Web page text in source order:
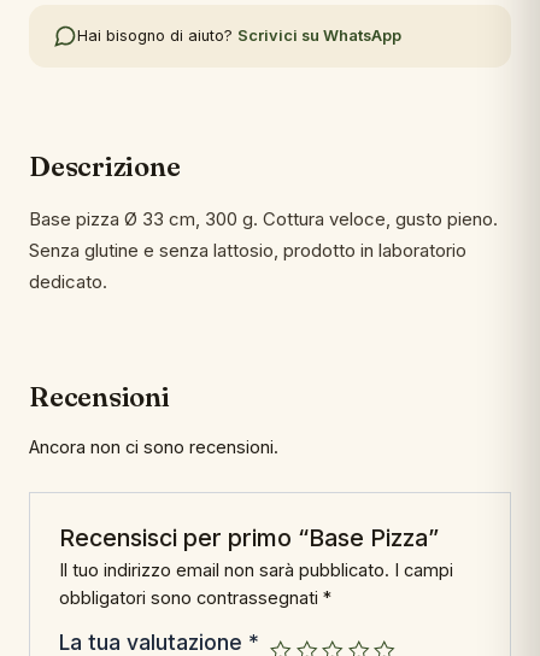
Hai bisogno di aiuto? Scrivici su WhatsApp
Descrizione
Base pizza Ø 33 cm, 300 g. Cottura veloce, gusto pieno.
Senza glutine e senza lattosio, prodotto in laboratorio
dedicato.
Recensioni
Ancora non ci sono recensioni.
Recensisci per primo “Base Pizza”
Il tuo indirizzo email non sarà pubblicato. I campi
obbligatori sono contrassegnati*
La tua valutazione *